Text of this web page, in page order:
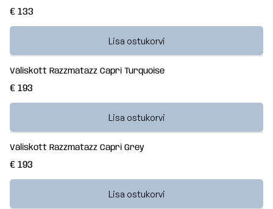
€ 133
Lisa ostukorvi
Väliskott Razzmatazz Capri Turquoise
€ 193
Lisa ostukorvi
Väliskott Razzmatazz Capri Grey
€ 193
Lisa ostukorvi